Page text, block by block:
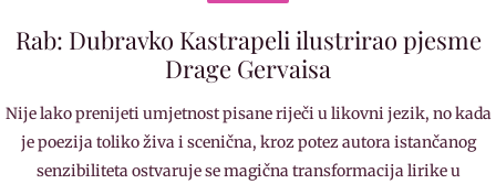
Rab: Dubravko Kastrapeli ilustrirao pjesme
Drage Gervaisa
Nije lako prenijeti umjetnost pisane riječi u likovni jezik, no kada
je poezija toliko živa i scenična, kroz potez autora istančanog
senzibiliteta ostvaruje se magična transformacija lirike u